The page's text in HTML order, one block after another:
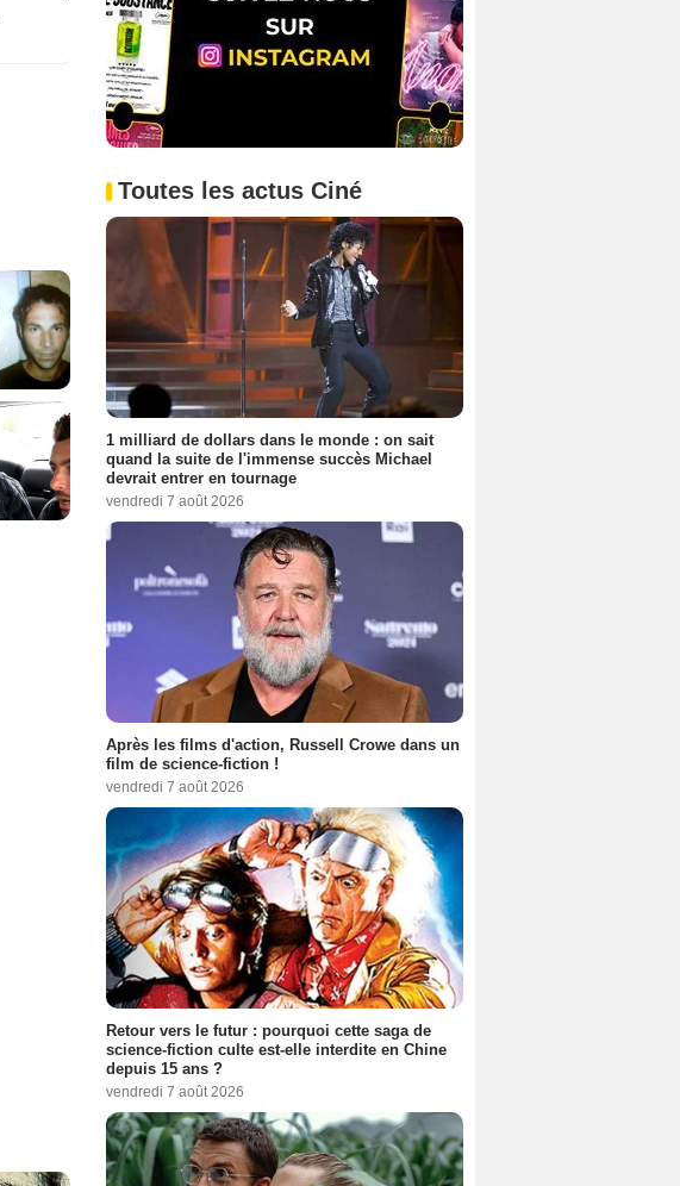
Toutes les actus Ciné
1 milliard de dollars dans le monde : on sait
quand la suite de l'immense succès Michael
devrait entrer en tournage
vendredi 7 août 2026
Après les films d'action, Russell Crowe dans un
film de science-fiction !
vendredi 7 août 2026
Retour vers le futur : pourquoi cette saga de
science-fiction culte est-elle interdite en Chine
depuis 15 ans ?
vendredi 7 août 2026